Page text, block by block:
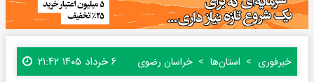
خبرفوری استان‌ها خراسان رضوی ۶ خرداد ۱۴۰۵ ۲۱:۴۲